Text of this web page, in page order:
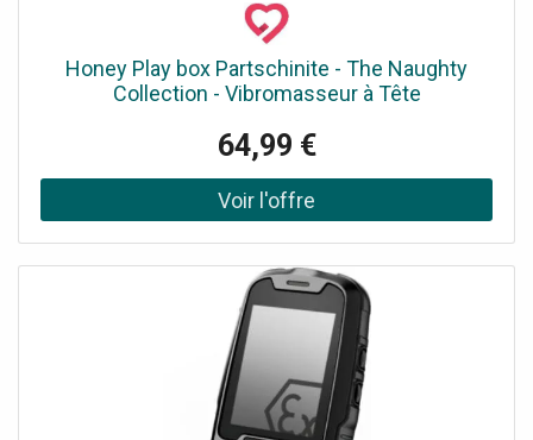
Honey Play box Partschinite - The Naughty
Collection - Vibromasseur à Tête
64,99 €